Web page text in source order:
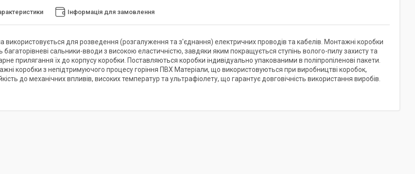
Інформація для замовлення
використовується для розведення (розгалуження та з'єднання) електричних проводів та кабелів. Монтажні коробки
багаторівневі сальники-вводи з високою еластичністю, завдяки яким покращується ступінь волого-пилу захисту та
прилягання їх до корпусу коробки. Поставляються коробки індивідуально упакованими в поліпропіленові пакети.
коробки з непідтримуючого процесу горіння ПВХ Матеріали, що використовуються при виробництві коробок,
до механічних впливів, високих температур та ультрафіолету, що гарантує довговічність використання виробів.